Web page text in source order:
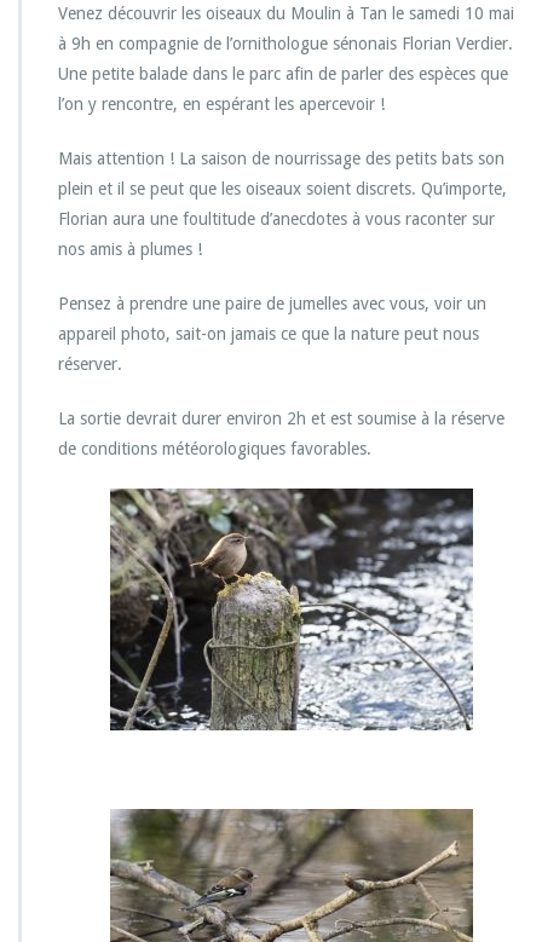
x
d
M
l
i
à
n
Venez découvrir les oiseaux du Moulin à Tan le samedi 10 mai
à 9h en compagnie de l’ornithologue sénonais Florian Verdier.
Une petite balade dans le parc afin de parler des espèces que
l’on y rencontre, en espérant les apercevoir !
Mais attention ! La saison de nourrissage des petits bats son
plein et il se peut que les oiseaux soient discrets. Qu’importe,
Florian aura une foultitude d’anecdotes à vous raconter sur
nos amis à plumes !
Pensez à prendre une paire de jumelles avec vous, voir un
appareil photo, sait-on jamais ce que la nature peut nous
réserver.
La sortie devrait durer environ 2h et est soumise à la réserve
de conditions météorologiques favorables.